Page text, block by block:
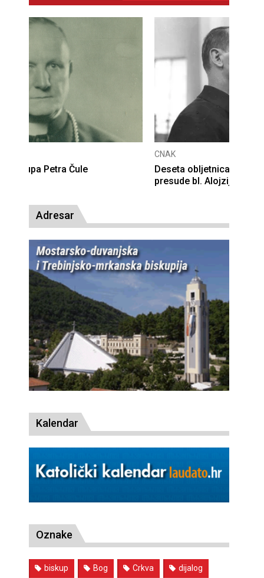
Deseta obljetnica poništenja komunističke
Adresar
Kalendar
Oznake
biskup Bog Crkva dijalog